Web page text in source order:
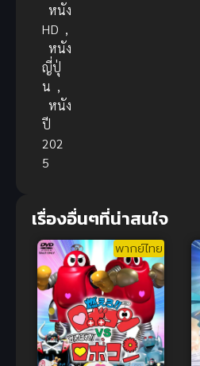
หนัง
HD ,
หนัง
ญี่ปุ่
น ,
หนัง
ปี
202
5
เรื่องอื่นๆที่น่าสนใจ
พากย์ไทย